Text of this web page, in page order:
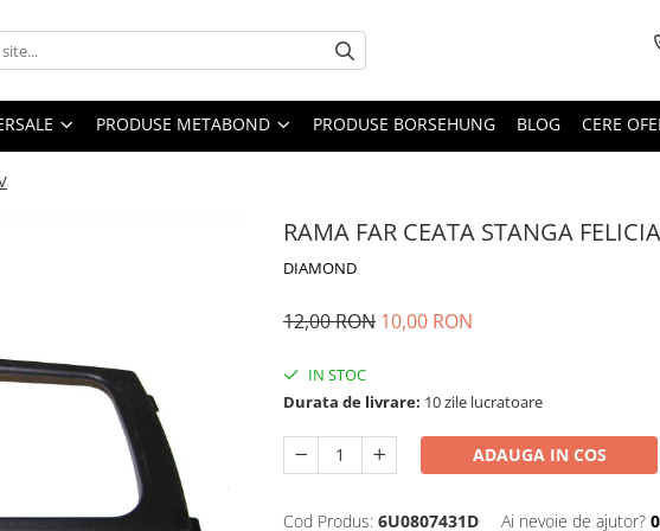
PRODUSE METABOND PRODUSE BORSEHUNG BLOG CERE
RAMA FAR CEATA STANGA
DIAMOND
12,00 RON 10,00 RON
IN STOC
Durata de livrare: 10 zile lucratoare
ADAUGA IN COS
Cod Produs: 6U0807431D Ai nevoie de ajutor?